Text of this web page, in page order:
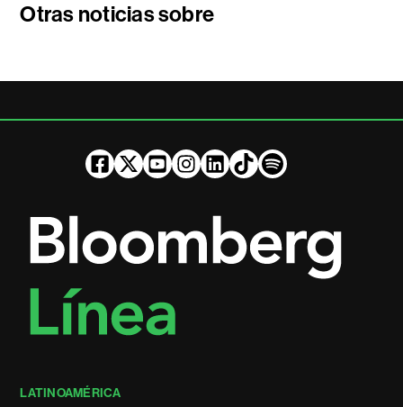
Otras noticias sobre
LATINOAMÉRICA